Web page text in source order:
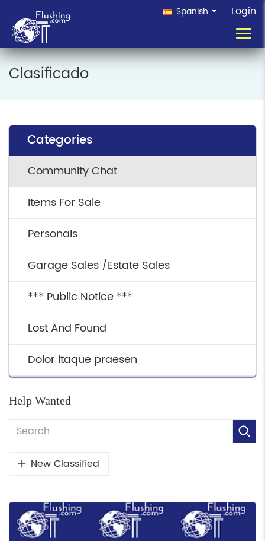
Spanish Login
Clasificado
Categories
Community Chat
Items For Sale
Personals
Garage Sales /Estate Sales
*** Public Notice ***
Lost And Found
Dolor itaque praesen
Help Wanted
New Classified